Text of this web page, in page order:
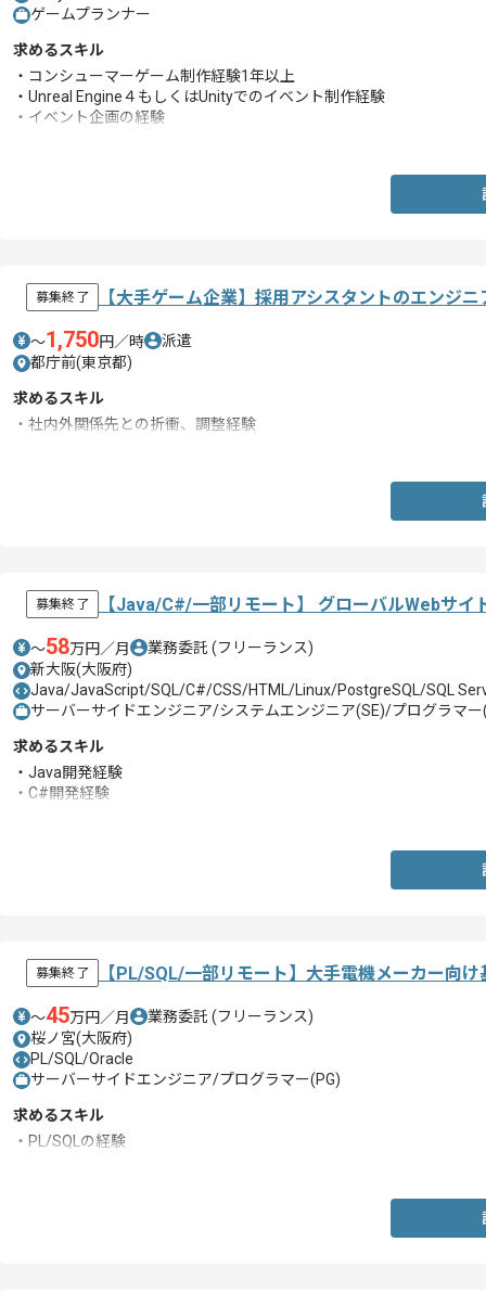
ゲームプランナー
求めるスキル
・コンシューマーゲーム制作経験1年以上
・Unreal Engine４もしくはUnityでのイベント制作経験
・イベント企画の経験
募集終了 【大手ゲーム企業】採用アシスタントのエンジ
〜1,750円／時
派遣
都庁前(東京都)
求めるスキル
・社内外関係先との折衝、調整経験
募集終了 【Java/C#/一部リモート】 グローバルWebサ
〜58万円／月 業務委託 (フリーランス)
新大阪(大阪府)
Java/JavaScript/SQL/C#/CSS/HTML/Linux/PostgreSQL/SQL
サーバーサイドエンジニア/システムエンジニア(SE)/プログラマー
求めるスキル
・Java開発経験
・C#開発経験
募集終了 【PL/SQL/一部リモート】大手電機メーカー向
〜45万円／月 業務委託 (フリーランス)
桜ノ宮(大阪府)
PL/SQL/Oracle
サーバーサイドエンジニア/プログラマー(PG)
求めるスキル
・PL/SQLの経験